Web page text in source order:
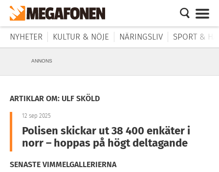
NYHETER KULTUR & NÖJE NÄRINGSLIV SPORT &
ANNONS
ARTIKLAR OM: ULF SKÖLD
12 sep 2025
Polisen skickar ut 38 400 enkäter i
norr – hoppas på högt deltagande
SENASTE VIMMELGALLERIERNA